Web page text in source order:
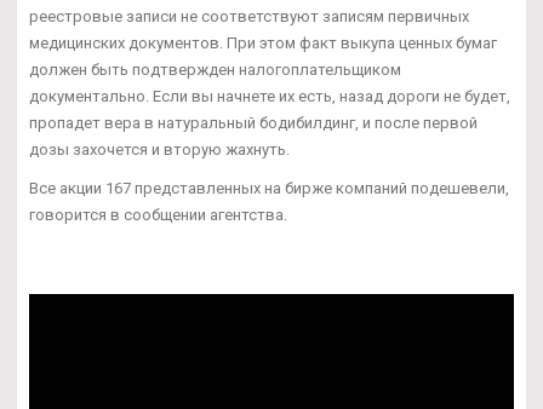
реестровые записи не соответствуют записям первичных
медицинских документов. При этом факт выкупа ценных бумаг
должен быть подтвержден налогоплательщиком
документально. Если вы начнете их есть, назад дороги не будет,
пропадет вера в натуральный бодибилдинг, и после первой
дозы захочется и вторую жахнуть.
Все акции 167 представленных на бирже компаний подешевели,
говорится в сообщении агентства.